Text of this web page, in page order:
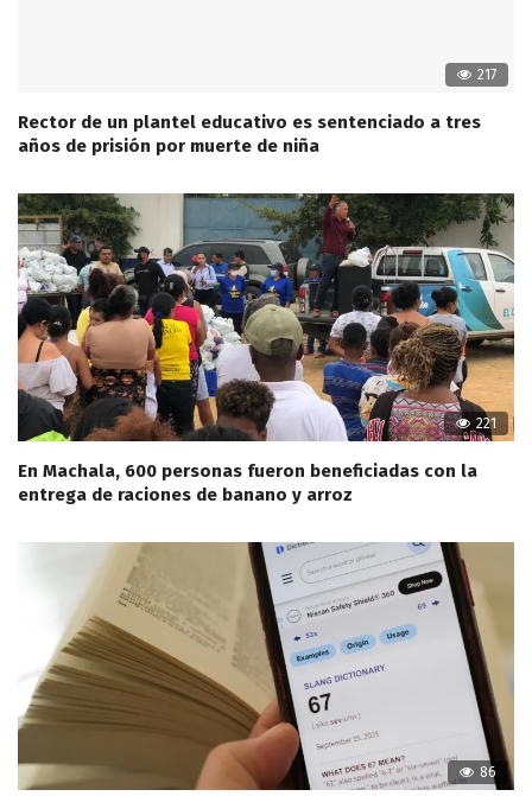
217
Rector de un plantel educativo es sentenciado a tres
años de prisión por muerte de niña
221
En Machala, 600 personas fueron beneficiadas con la
entrega de raciones de banano y arroz
86